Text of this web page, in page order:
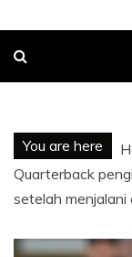
You are here
Quarterback
setelah menjalani